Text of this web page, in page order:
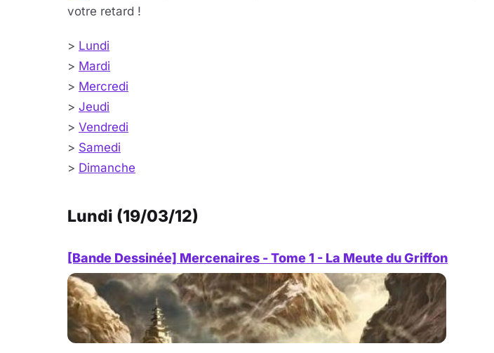
votre retard !
> Lundi
> Mardi
> Mercredi
> Jeudi
> Vendredi
> Samedi
> Dimanche
Lundi (19/03/12)
[Bande Dessinée] Mercenaires - Tome 1 - La Meute du Griffon